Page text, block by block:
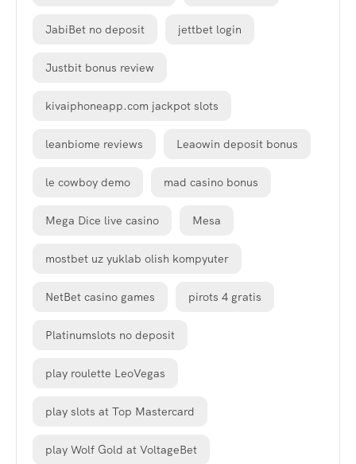
JabiBet no deposit jettbet login
Justbit bonus review
kivaiphoneapp.com jackpot slots
leanbiome reviews Leaowin deposit bonus
le cowboy demo mad casino bonus
Mega Dice live casino Mesa
mostbet uz yuklab olish kompyuter
NetBet casino games pirots 4 gratis
Platinumslots no deposit
play roulette LeoVegas
play slots at Top Mastercard
play Wolf Gold at VoltageBet